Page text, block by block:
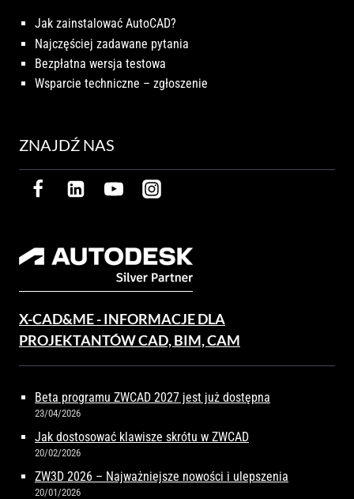
Jak zainstalować AutoCAD?
Najczęściej zadawane pytania
Bezpłatna wersja testowa
Wsparcie techniczne – zgłoszenie
ZNAJDŹ NAS
X-CAD&ME - INFORMACJE DLA
PROJEKTANTÓW CAD, BIM, CAM
Beta programu ZWCAD 2027 jest już dostępna
23/04/2026
Jak dostosować klawisze skrótu w ZWCAD
20/02/2026
ZW3D 2026 – Najważniejsze nowości i ulepszenia
20/01/2026